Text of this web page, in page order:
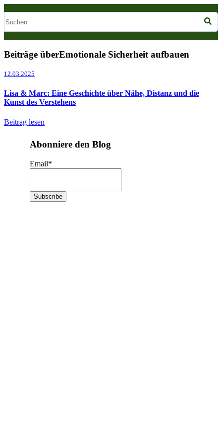
Beiträge überEmotionale Sicherheit aufbauen
12.03.2025
Lisa & Marc: Eine Geschichte über Nähe, Distanz und die
Kunst des Verstehens
Beitrag lesen
Abonniere den Blog
Email*